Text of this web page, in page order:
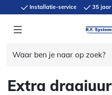
Installatie-service 35
Extra